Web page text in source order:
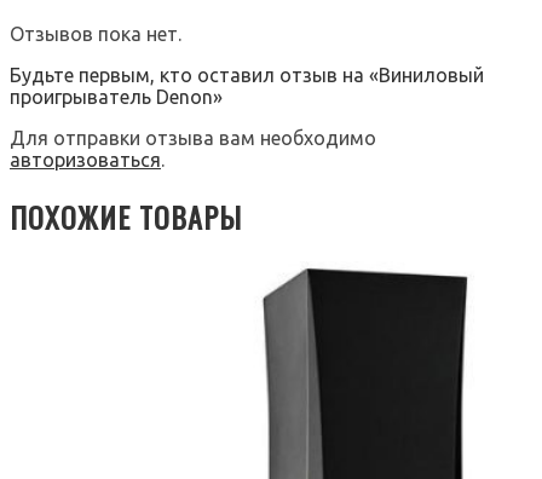
Отзывов пока нет.
Будьте первым, кто оставил отзыв на «Виниловый
проигрыватель Denon»
Для отправки отзыва вам необходимо
авторизоваться.
ПОХОЖИЕ ТОВАРЫ